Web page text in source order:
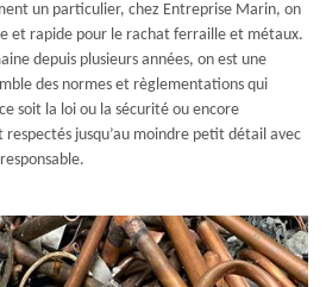
un particulier, chez Entreprise Marin, on
et rapide pour le rachat ferraille et métaux.
depuis plusieurs années, on est une
des normes et règlementations qui
soit la loi ou la sécurité ou encore
respectés jusqu’au moindre petit détail avec